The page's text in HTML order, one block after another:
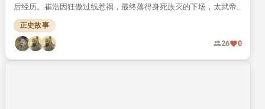
后经历。崔浩因狂傲过线惹祸，最终落得身死族灭的下场，太武帝
拓跋焘也未得善终。
正史故事
26 0